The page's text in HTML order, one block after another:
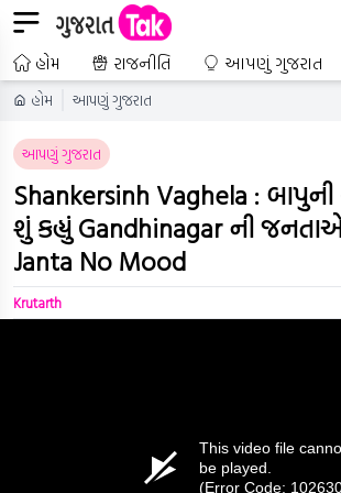
હોમ રાજનીતિ આપણું ગુજરાત
હોમ આપણું ગુજરાત
આપણું ગુજરાત
Shankersinh Vaghela : બાપુની
શું કહ્યું Gandhinagar ની
Janta No Mood
Krutarth
This video file
be played.
(Error Code: